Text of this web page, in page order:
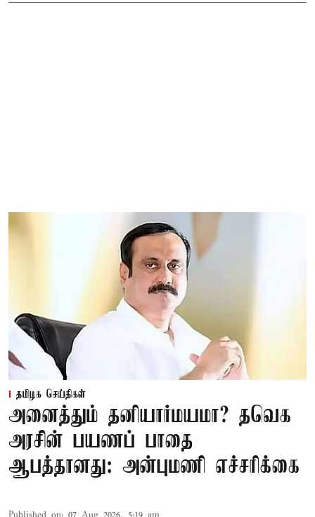
தமிழக செய்திகள்
அனைத்தும் தனியார்மயமா? தவெக
அரசின் பயணப் பாதை
ஆபத்தானது: அன்புமணி எச்சரிக்கை